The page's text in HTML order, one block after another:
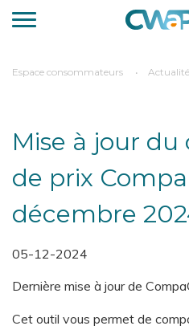
Aller
au
principal
You
Espace consommateurs
Mise à jour
de prix
décembre
05-12-2024
Dernière mise à jour de
Cet outil vous permet de